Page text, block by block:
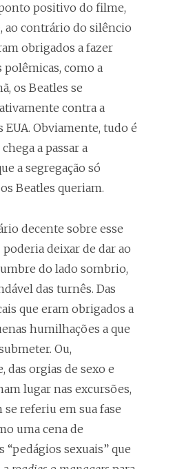
positivo do filme,
ao contrário do silêncio
obrigados a fazer
polêmicas, como a
os Beatles se
contra a
EUA. Obviamente, tudo é
a passar a
a segregação só
Beatles queriam.
decente sobre esse
deixar de dar ao
do lado sombrio,
das turnês. Das
que eram obrigados a
humilhações a que
Ou,
das orgias de sexo e
lugar nas excursões,
se referiu em sua fase
uma cena de
“pedágios sexuais” que